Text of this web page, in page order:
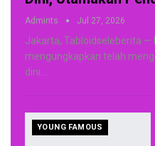
Admints Jul 27, 2026
Jakarta, Tabloidseleberita —
mengungkapkan telah
dini.
YOUNG FAMOUS